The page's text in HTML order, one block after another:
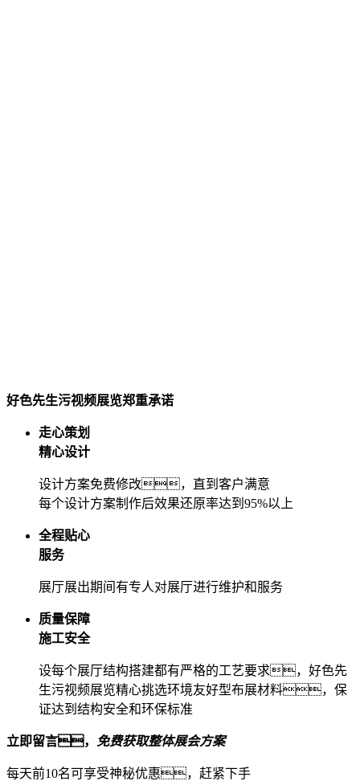
好色先生污视频展览郑重承诺
走心策划
精心设计
设计方案免费修改，直到客户满意
每个设计方案制作后效果还原率达到95%以上
全程贴心
服务
展厅展出期间有专人对展厅进行维护和服务
质量保障
施工安全
设每个展厅结构搭建都有严格的工艺要求，好色先
生污视频展览精心挑选环境友好型布展材料，保
证达到结构安全和环保标准
立即留言， 免费获取整体展会方案
每天前10名可享受神秘优惠，赶紧下手